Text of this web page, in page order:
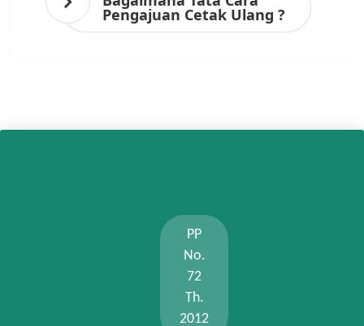
Pengajuan Cetak Ulang ?
PP
No.
72
Th.
2012